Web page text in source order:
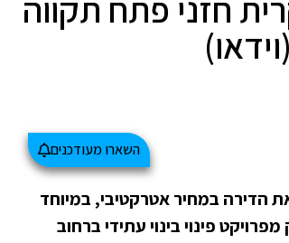
השארו מעודכנים
הדירה במחיר אטרקטיבי, במיוחד
פינוי בינוי עתידי ברחוב